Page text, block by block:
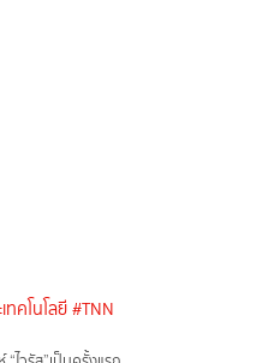
ทคโนโลยี #TNN